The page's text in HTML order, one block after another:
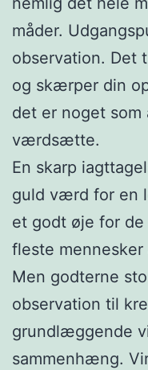
måder.
observation. Det
og skærper din
det er noget som
værdsætte.
En skarp
guld værd for en
et godt øje for de
fleste
Men godterne
observation til
grundlæggende
sammenhæng.